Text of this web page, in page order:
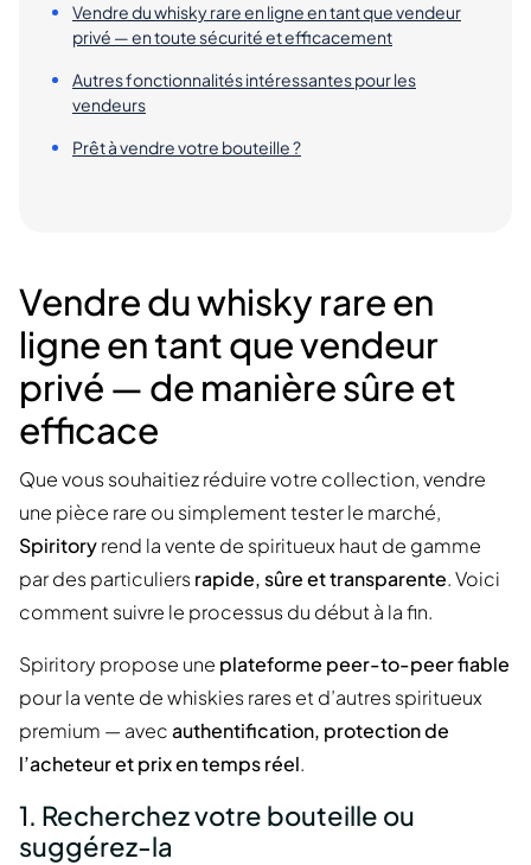
Vendre du whisky rare en ligne en tant que vendeur
privé — en toute sécurité et efficacement
Autres fonctionnalités intéressantes pour les
vendeurs
Prêt à vendre votre bouteille ?
Vendre du whisky rare en
ligne en tant que vendeur
privé — de manière sûre et
efficace
Que vous souhaitiez réduire votre collection, vendre
une pièce rare ou simplement tester le marché,
Spiritoryrend la vente de spiritueux haut de gamme
par des particuliersrapide, sûre et transparente. Voici
comment suivre le processus du début à la fin.
Spiritory propose une plateforme peer-to-peer fiable
pour la vente de whiskies rares et d’autres spiritueux
premium — avecauthentification, protection de
l’acheteur et prix en temps réel.
1. Recherchez votre bouteille ou
suggérez-la